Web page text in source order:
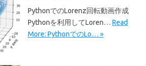
PythonでのLorenz回転動画作成
Pythonを利用してLoren… Read
More: PythonでのLo… »